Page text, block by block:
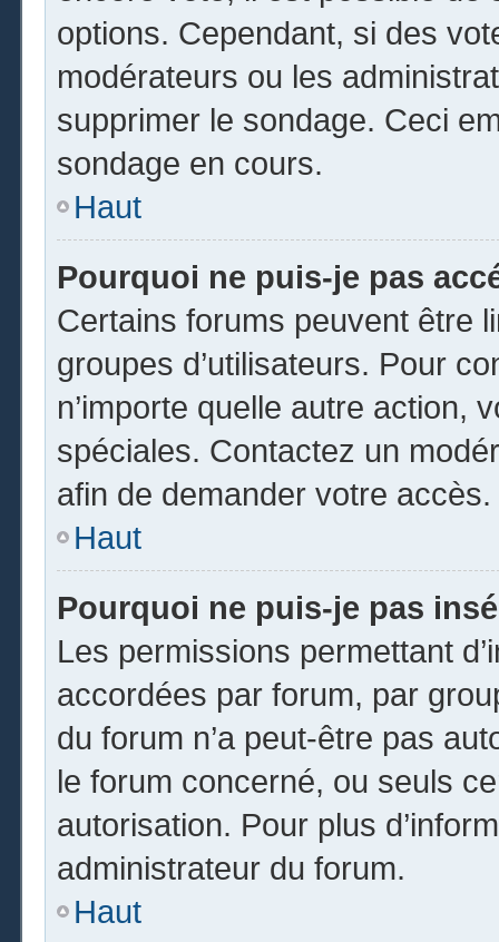
options. Cependant, si des
modérateurs ou les
supprimer le sondage. Ceci
sondage en cours.
Haut
Pourquoi ne puis-je pas
Certains forums peuvent être
groupes d’utilisateurs. Pour
n’importe quelle autre action,
spéciales. Contactez un
afin de demander votre accès.
Haut
Pourquoi ne puis-je pas
Les permissions permettant
accordées par forum, par
du forum n’a peut-être pas
le forum concerné, ou seuls
autorisation. Pour plus
administrateur du forum.
Haut